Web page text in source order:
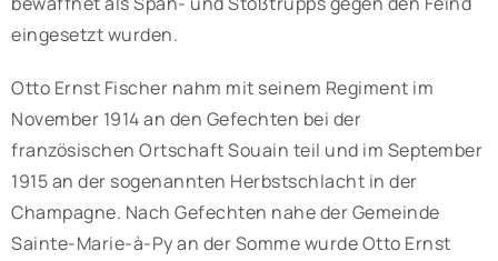
eingesetzt wurden.
Otto Ernst Fischer nahm mit seinem Regiment im
November 1914 an den Gefechten bei der
französischen Ortschaft Souain teil und im September
1915 an der sogenannten Herbstschlacht in der
Champagne. Nach Gefechten nahe der Gemeinde
Sainte-Marie-à-Py an der Somme wurde Otto Ernst